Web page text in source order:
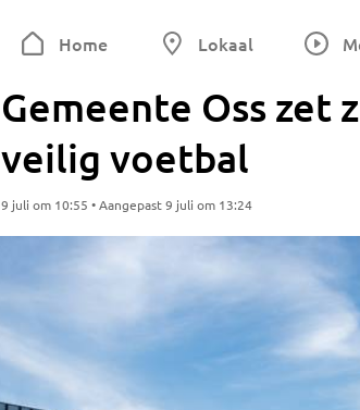
Home Lokaal
Gemeente Oss zet
veilig voetbal
9 juli om 10:55 • Aangepast 9 juli om 13:24